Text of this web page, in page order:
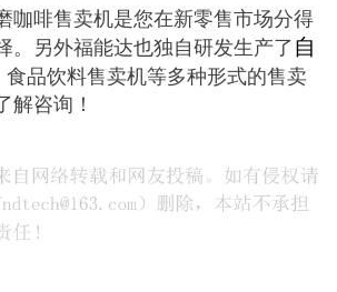
咖啡售卖机是您在新零售市场分得
。另外福能达也独自研发生产了 自
食品饮料售卖机等多种形式的售卖
解咨询！